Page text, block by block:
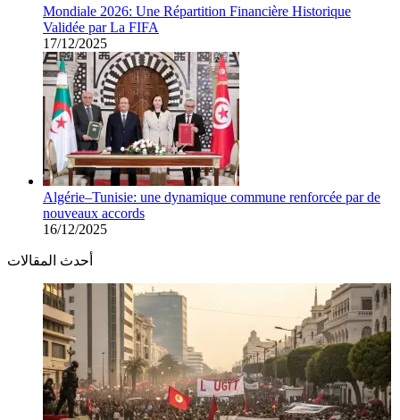
Mondiale 2026: Une Répartition Financière Historique
Validée par La FIFA
17/12/2025
Algérie–Tunisie: une dynamique commune renforcée par de
nouveaux accords
16/12/2025
أحدث المقالات